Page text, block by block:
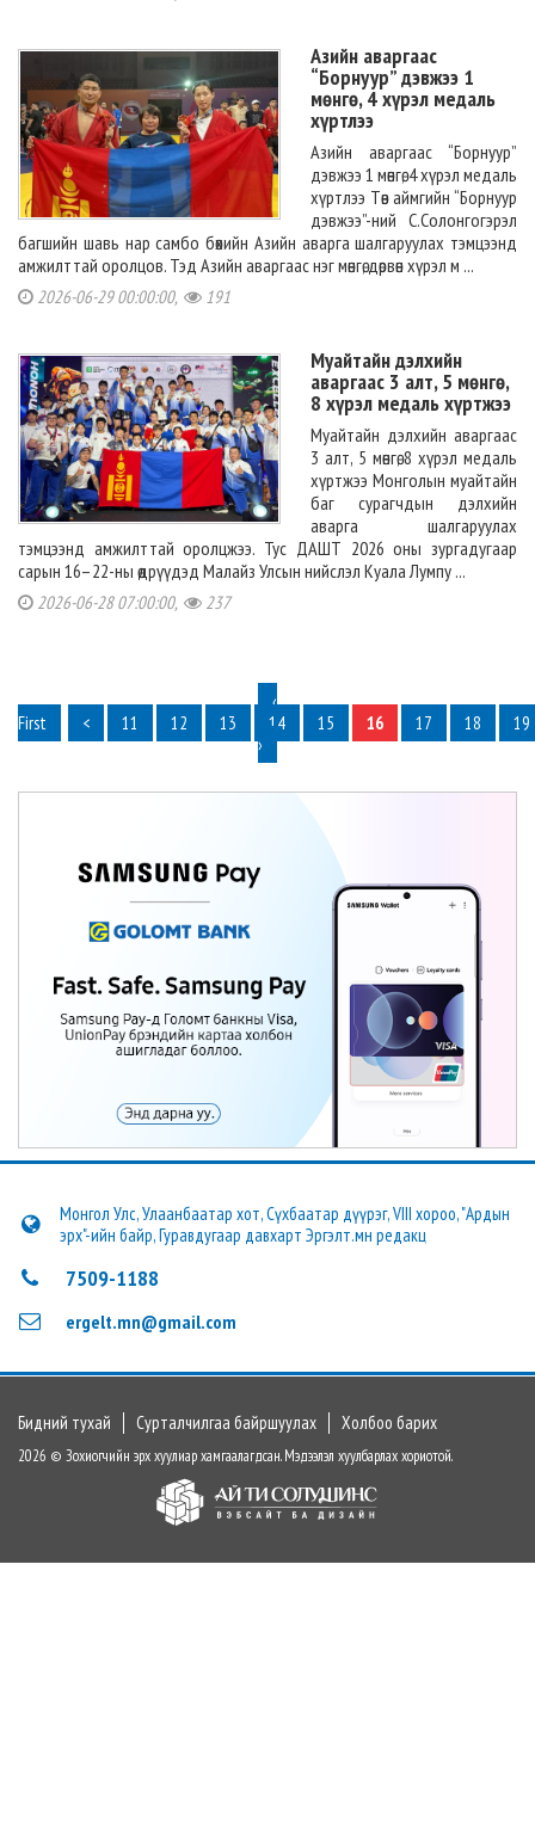
Азийн аваргаас
“Борнуур” дэвжээ 1
мөнгө, 4 хүрэл медаль
хүртлээ
Азийн аваргаас “Борнуур”
дэвжээ 1 мөнгө, 4 хүрэл медаль
хүртлээ Төв аймгийн “Борнуур
дэвжээ”-ний С.Солонгогэрэл
багшийн шавь нар самбо бөхийн Азийн аварга шалгаруулах тэмцээнд
амжилттай оролцов. Тэд Азийн аваргаас нэг мөнгө, дөрвөн хүрэл м ...
2026-06-29 00:00:00, 191
Муайтайн дэлхийн
аваргаас 3 алт, 5 мөнгө,
8 хүрэл медаль хүртжээ
Муайтайн дэлхийн аваргаас
3 алт, 5 мөнгө, 8 хүрэл медаль
хүртжээ Монголын муайтайн
баг сурагчдын дэлхийн
аварга шалгаруулах
тэмцээнд амжилттай оролцжээ. Тус ДАШТ 2026 оны зургадугаар
сарын 16–22-ны өдрүүдэд Малайз Улсын нийслэл Куала Лумпу ...
2026-06-28 07:00:00, 237
‹
First
< 11 12 13 14 15 16 17 18
19
›
Монгол Улс, Улаанбаатар хот, Сүхбаатар дүүрэг, VIII хороо, "Ардын
эрх"-ийн байр, Гуравдугаар давхарт Эргэлт.мн редакц
7509-1188
ergelt.mn@gmail.com
Бидний тухай Сурталчилгаа байршуулах Холбоо барих
2026 © Зохиогчийн эрх хуулиар хамгаалагдсан. Мэдээлэл хуулбарлах хориотой.